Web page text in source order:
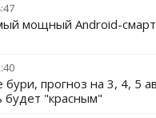
мощный Android-
прогноз на 3, 4, 5
будет "красным"